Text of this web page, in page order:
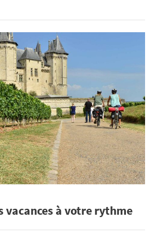
vacances à votre rythme